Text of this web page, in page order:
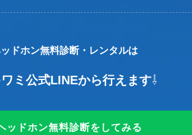
ドホン無料診断・レンタルは
ミ公式LINEから行えます⇩
ッドホン無料診断をしてみる